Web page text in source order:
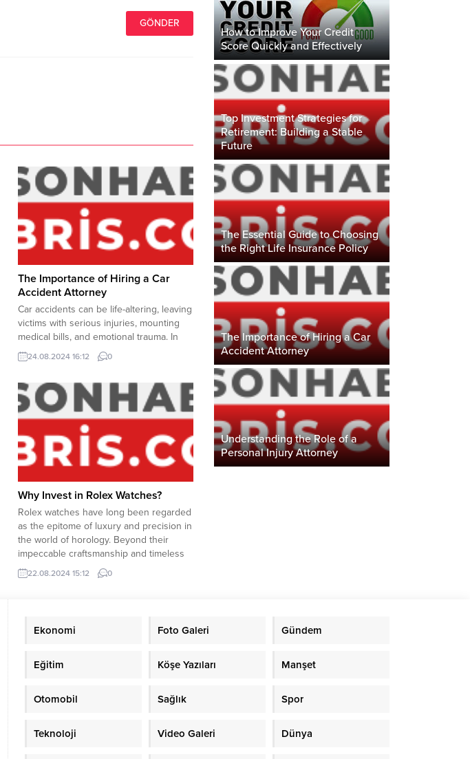
The Importance of Hiring a Car
Accident Attorney
Car accidents can be life-altering, leaving
victims with serious injuries, mounting
medical bills, and emotional trauma. In
such situations, hiring a car accident
attorney can be crucial in ensuring that
receive the compensation you deserve.
These legal professionals specialize in
helping victims navigate...
24.08.2024 16:12 0
Why Invest in Rolex Watches?
Rolex watches have long been regarded
as the epitome of luxury and precision in
the world of horology. Beyond their
impeccable craftsmanship and timeless
appeal, Rolex watches have also become
a significant investment vehicle,
22.08.2024 15:12 0
How to Improve Your Credit
Score Quickly and Effectively
Top Investment Strategies for
Retirement: Building a Stable
Future
The Essential Guide to Choosing
the Right Life Insurance Policy
The Importance of Hiring a Car
Accident Attorney
Understanding the Role of a
Personal Injury Attorney
Ekonomi Foto Galeri Gündem
Eğitim Köşe Yazıları Manşet
Otomobil Sağlık Spor
Teknoloji Video Galeri Dünya